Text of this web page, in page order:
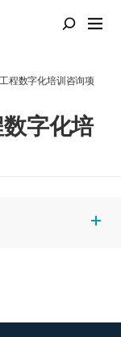
程数字化培训咨询项
字化培